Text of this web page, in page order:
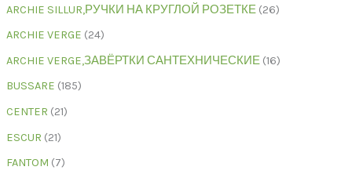
ARCHIE SILLUR,РУЧКИ НА КРУГЛОЙ РОЗЕТКЕ 26
ARCHIE VERGE 24
ARCHIE VERGE,ЗАВЁРТКИ САНТЕХНИЧЕСКИЕ 16
BUSSARE 185
CENTER 21
ESCUR 21
FANTOM 7